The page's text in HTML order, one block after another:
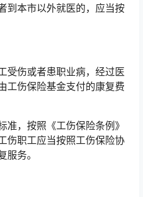
到本市以外就医的，应当按
受伤或者患职业病，经过医
工伤保险基金支付的康复费
准，按照《工伤保险条例》
伤职工应当按照工伤保险协
务。